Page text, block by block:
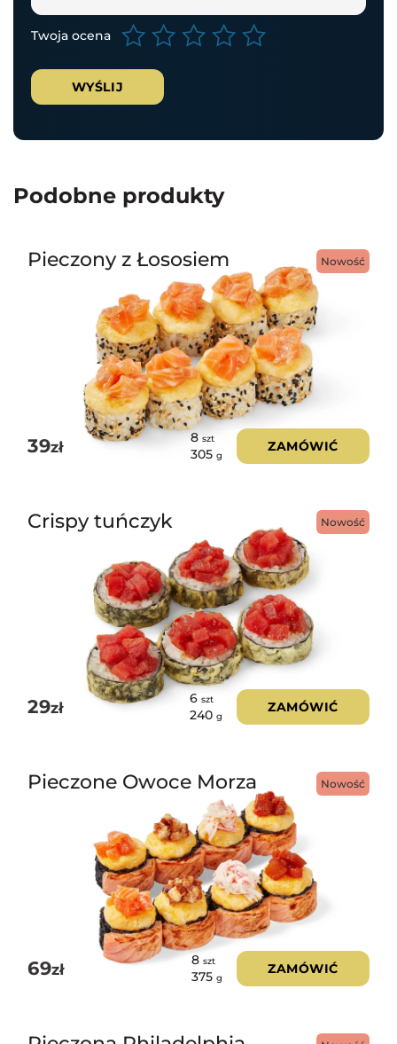
Twoja ocena
Podobne produkty
Nowość
Pieczony z Łososiem
39zł
8 szt
305 g
ZAMÓWIĆ
Nowość
Crispy tuńczyk
29zł
6 szt
240 g
ZAMÓWIĆ
Nowość
Pieczone Owoce Morza
69zł
8 szt
375 g
ZAMÓWIĆ